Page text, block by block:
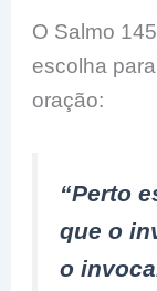
O Salmo
escolha
oração:
“Perto
que o
o